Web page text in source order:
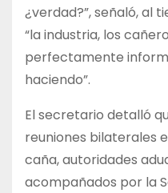
¿verdad?”, señaló, al
“la industria, los
perfectamente
haciendo”.
El secretario detalló
reuniones bilaterales
caña, autoridades
acompañados por la